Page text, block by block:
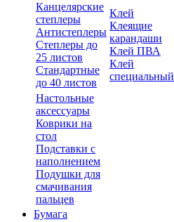
Канцелярские
степлеры
Антистеплеры
Степлеры до
25 листов
Стандартные
до 40 листов
Клей
Клеящие
карандаши
Клей ПВА
Клей
специальный
Настольные
аксессуары
Коврики на
стол
Подставки с
наполнением
Подушки для
смачивания
пальцев
Бумага